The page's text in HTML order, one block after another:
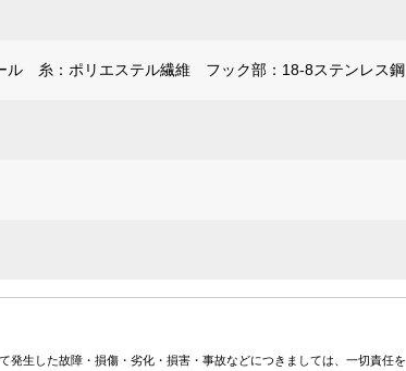
ル 糸：ポリエステル繊維 フック部：18-8ステンレス鋼
生した故障・損傷・劣化・損害・事故などにつきましては、一切責任を